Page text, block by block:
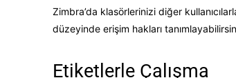
Zimbra’da klasörlerinizi diğer
düzeyinde erişim hakları
Etiketlerle Çalışma